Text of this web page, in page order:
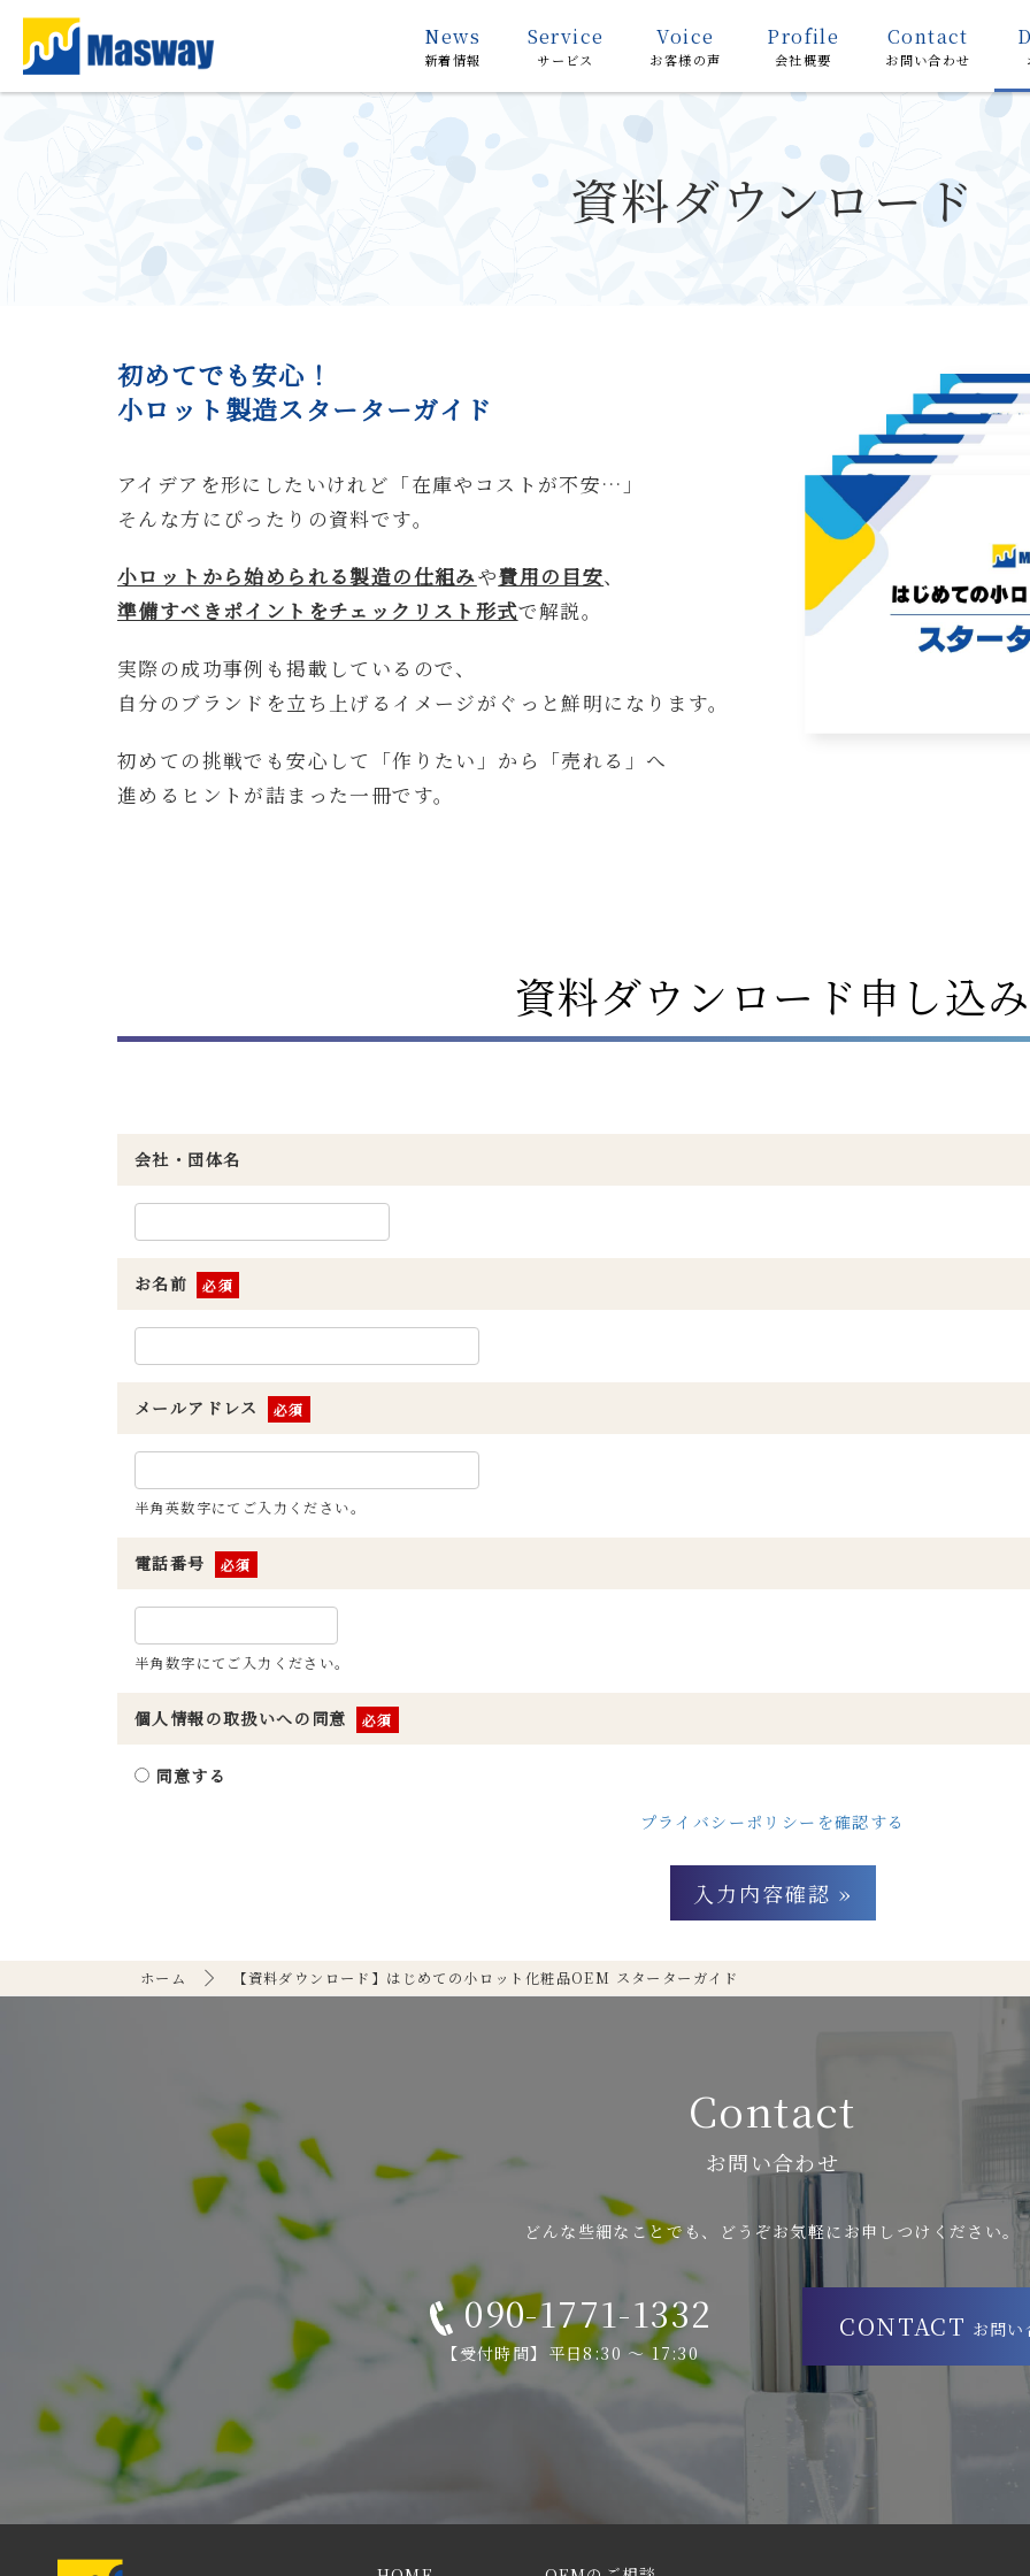
News
新着情報
Service
サービス
Voice
お客様の声
Profile
会社概要
Contact
お問い合わせ
資料ダウンロード
初めてでも安心！
小ロット製造スターターガイド
アイデアを形にしたいけれど「在庫やコストが不安…」
そんな方にぴったりの資料です。
小ロットから始められる製造の仕組みや費用の目安、
準備すべきポイントをチェックリスト形式で解説。
実際の成功事例も掲載しているので、
自分のブランドを立ち上げるイメージがぐっと鮮明になります。
初めての挑戦でも安心して「作りたい」から「売れる」へ
進めるヒントが詰まった一冊です。
資料ダウンロード申し込み
会社・団体名
お名前 ※
メールアドレス ※
半角英数字にてご入力ください。
電話番号 ※
半角数字にてご入力ください。
個人情報の取扱いへの同意 ※
同意する
プライバシーポリシーを確認する
ホーム 【資料ダウンロード】はじめての小ロット化粧品OEM スターターガイド
Contact
お問い合わせ
どんな些細なことでも、どうぞお気軽にお申しつけください。
090-1771-1332
【受付時間】平日8:30 ～ 17:30
CONTACT お問